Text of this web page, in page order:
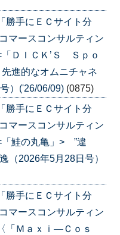
勝手にＥＣサイト分
マースコンサルティン
ＤＩＣＫ’Ｓ Ｓｐｏ
進的なオムニチャネ
）('26/06/09) (0875)
勝手にＥＣサイト分
マースコンサルティン
鮭の丸亀」> ”違
（2026年5月28日号）
勝手にＥＣサイト分
マースコンサルティン
「Ｍａｘｉ―Ｃｏｓ